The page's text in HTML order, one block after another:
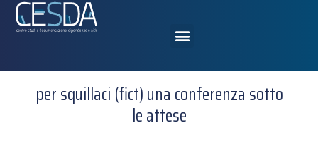
per squillaci (fict) una conferenza sotto
le attese